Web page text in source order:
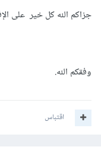
جزاكم الله كل خير على
وفقكم الله.
اقتباس